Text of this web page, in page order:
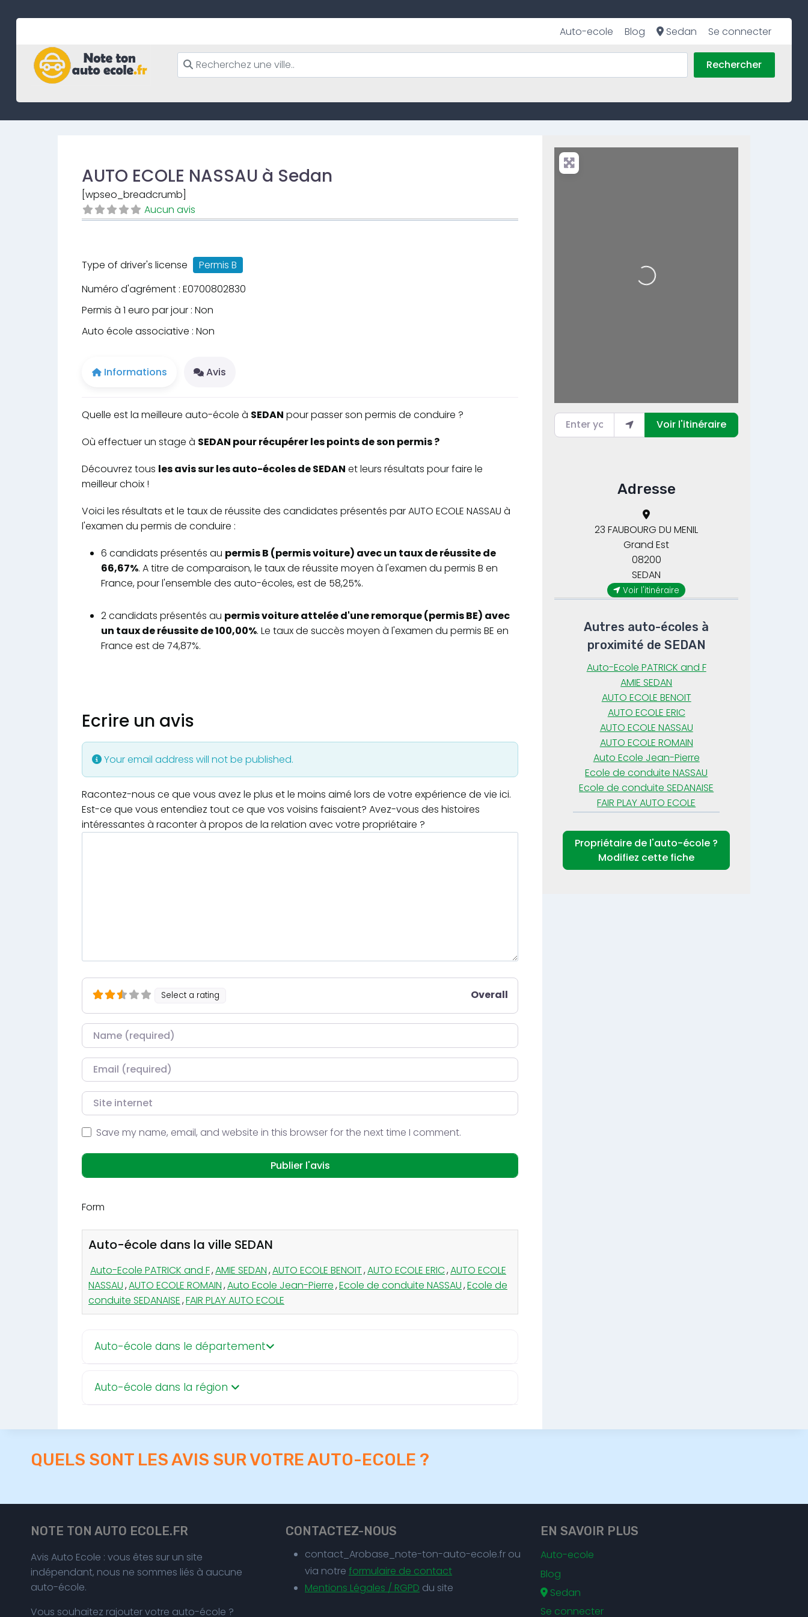
Auto-ecole Blog Sedan Se connecter
Rechercher
AUTO ECOLE NASSAU à Sedan
[wpseo_breadcrumb]
Aucun avis
Type of driver's license
Permis B
Numéro d'agrément : E0700802830
Permis à 1 euro par jour : Non
Auto école associative : Non
Informations Avis
Quelle est la meilleure auto-école à SEDAN pour passer son permis de conduire ?
Où effectuer un stage à SEDAN pour récupérer les points de son permis ?
Découvrez tous les avis sur les auto-écoles de SEDAN et leurs résultats pour faire le
meilleur choix !
Voici les résultats et le taux de réussite des candidates présentés par AUTO ECOLE NASSAU à
l'examen du permis de conduire :
6 candidats présentés au permis B (permis voiture) avec un taux de réussite de
66,67%. A titre de comparaison, le taux de réussite moyen à l'examen du permis B en
France, pour l'ensemble des auto-écoles, est de 58,25%.
2 candidats présentés au permis voiture attelée d'une remorque (permis BE) avec
un taux de réussite de 100,00%. Le taux de succès moyen à l'examen du permis BE en
France est de 74,87%.
Ecrire un avis
Your email address will not be published.
Racontez-nous ce que vous avez le plus et le moins aimé lors de votre expérience de vie ici.
Est-ce que vous entendiez tout ce que vos voisins faisaient? Avez-vous des histoires
intéressantes à raconter à propos de la relation avec votre propriétaire ?
Select a rating Overall
Nom
Courriel
Site internet
Save my name, email, and website in this browser for the next time I comment.
Form
Auto-école dans la ville SEDAN
Auto-Ecole PATRICK and F,AMIE SEDAN,AUTO ECOLE BENOIT,AUTO ECOLE ERIC,AUTO ECOLE
NASSAU,AUTO ECOLE ROMAIN,Auto Ecole Jean-Pierre,Ecole de conduite NASSAU,Ecole de
conduite SEDANAISE,FAIR PLAY AUTO ECOLE
Auto-école dans le département
Auto-école dans la région
Loading...
Enter your location
Voir l'itinéraire
Adresse
23 FAUBOURG DU MENIL
SEDAN
Grand Est
08200
Voir l'itinéraire
Autres auto-écoles à
proximité de SEDAN
Auto-Ecole PATRICK and F
AMIE SEDAN
AUTO ECOLE BENOIT
AUTO ECOLE ERIC
AUTO ECOLE NASSAU
AUTO ECOLE ROMAIN
Auto Ecole Jean-Pierre
Ecole de conduite NASSAU
Ecole de conduite SEDANAISE
FAIR PLAY AUTO ECOLE
Propriétaire de l'auto-école ?
Modifiez cette fiche
QUELS SONT LES AVIS SUR VOTRE AUTO-ECOLE ?
NOTE TON AUTO ECOLE.FR
Avis Auto Ecole : vous êtes sur un site
indépendant, nous ne sommes liés à aucune
auto-école.
Vous souhaitez rajouter votre auto-école ?
CONTACTEZ-NOUS
contact_Arobase_note-ton-auto-ecole.fr ou
via notre formulaire de contact
Mentions Légales / RGPD du site
EN SAVOIR PLUS
Auto-ecole
Blog
Sedan
Se connecter